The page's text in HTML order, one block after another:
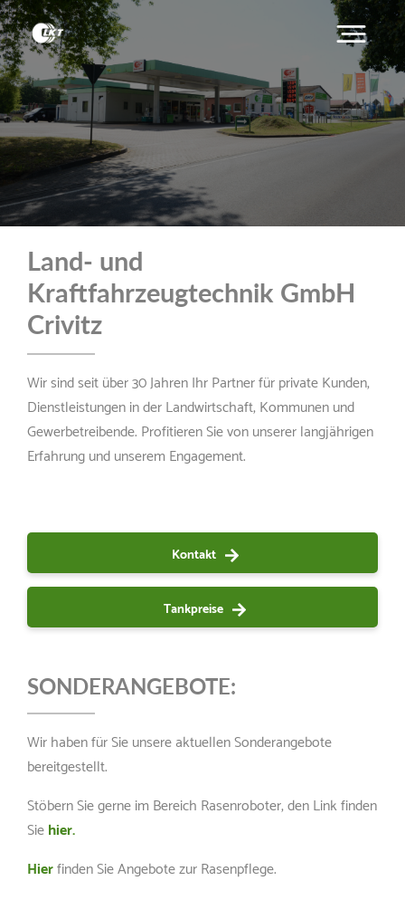
Land- und
Kraftfahrzeugtechnik GmbH
Crivitz
Wir sind seit über 30 Jahren Ihr Partner für private Kunden,
Dienstleistungen in der Landwirtschaft, Kommunen und
Gewerbetreibende. Profitieren Sie von unserer langjährigen
Erfahrung und unserem Engagement.
Kontakt
Tankpreise
SONDERANGEBOTE:
Wir haben für Sie unsere aktuellen Sonderangebote
bereitgestellt.
Stöbern Sie gerne im Bereich Rasenroboter, den Link finden
Siehier.
Hierfinden Sie Angebote zur Rasenpflege.